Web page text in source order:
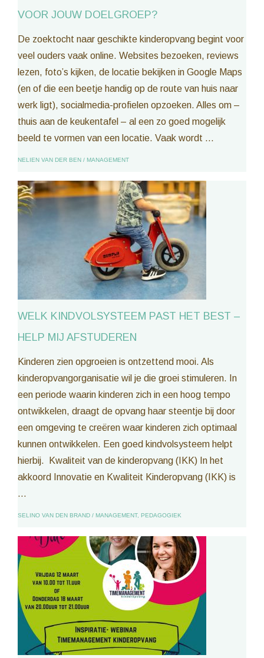
VOOR JOUW DOELGROEP?
De zoektocht naar geschikte kinderopvang begint voor
veel ouders vaak online. Websites bezoeken, reviews
lezen, foto’s kijken, de locatie bekijken in Google Maps
(en of die een beetje handig op de route van huis naar
werk ligt), socialmedia-profielen opzoeken. Alles om –
thuis aan de keukentafel – al een zo goed mogelijk
beeld te vormen van een locatie. Vaak wordt ...
NELIEN VAN DER BEN / MANAGEMENT
WELK KINDVOLSYSTEEM PAST HET BEST –
HELP MIJ AFSTUDEREN
Kinderen zien opgroeien is ontzettend mooi. Als
kinderopvangorganisatie wil je die groei stimuleren. In
een periode waarin kinderen zich in een hoog tempo
ontwikkelen, draagt de opvang haar steentje bij door
een omgeving te creëren waar kinderen zich optimaal
kunnen ontwikkelen. Een goed kindvolsysteem helpt
hierbij. Kwaliteit van de kinderopvang (IKK) In het
akkoord Innovatie en Kwaliteit Kinderopvang (IKK) is
...
SELINO VAN DEN BRAND / MANAGEMENT, PEDAGOGIEK